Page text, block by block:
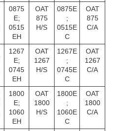
0875
E;
0515
EH
OAT
875
H/S
0875E
;
0515E
C
OAT
875
C/A
1267
E;
0745
EH
OAT
1267
H/S
1267E
;
0745E
C
OAT
1267
C/A
1800
E;
1060
EH
OAT
1800
H/S
1800E
;
1060E
C
OAT
1800
C/A